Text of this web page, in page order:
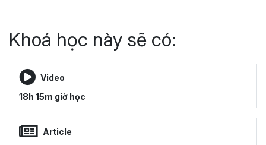
Khoá học này sẽ có:
Video
18h 15m giờ học
Article